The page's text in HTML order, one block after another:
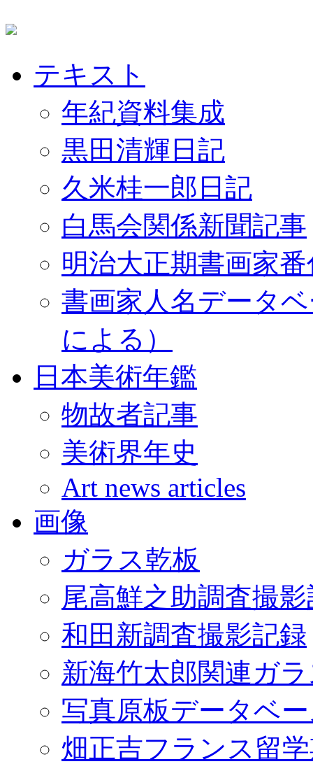
テキスト
年紀資料集成
黒田清輝日記
久米桂一郎日記
白馬会関係新聞記事
明治大正期書画家
書画家人名データ
による）
日本美術年鑑
物故者記事
美術界年史
Art news articles
画像
ガラス乾板
尾高鮮之助調査撮
和田新調査撮影記録
新海竹太郎関連ガ
写真原板データベ
畑正吉フランス留